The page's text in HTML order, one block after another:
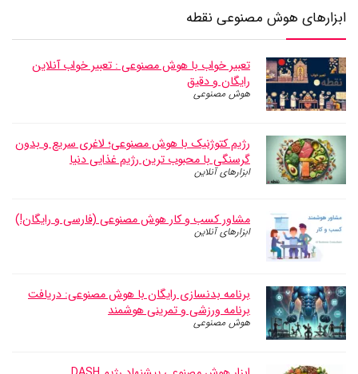
ابزارهای هوش مصنوعی نقطه
تعبیر خواب با هوش مصنوعی : تعبیر خواب آنلاین
رایگان و دقیق
هوش مصنوعی
رژیم کتوژنیک با هوش مصنوعی؛ لاغری سریع و بدون
گرسنگی با محبوب ترین رژیم غذایی دنیا
ابزارهای آنلاین
مشاور کسب و کار‌ هوش مصنوعی (فارسی و رایگان!)
ابزارهای آنلاین
برنامه بدنسازی رایگان با هوش مصنوعی: دریافت
برنامه ورزشی و تمرینی هوشمند
هوش مصنوعی